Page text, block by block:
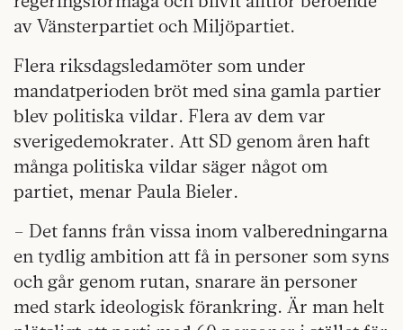
av Vänsterpartiet och Miljöpartiet.
Flera riksdagsledamöter som under
mandatperioden bröt med sina gamla partier
blev politiska vildar. Flera av dem var
sverigedemokrater. Att SD genom åren haft
många politiska vildar säger något om
partiet, menar Paula Bieler.
– Det fanns från vissa inom valberedningarna
en tydlig ambition att få in personer som syns
och går genom rutan, snarare än personer
med stark ideologisk förankring. Är man helt